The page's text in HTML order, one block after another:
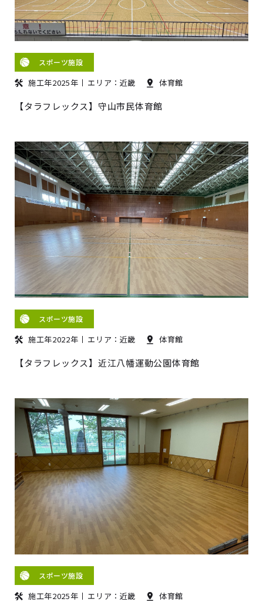
スポーツ施設
施工年2025年 エリア：近畿 体育館
【タラフレックス】守山市民体育館
スポーツ施設
施工年2022年 エリア：近畿 体育館
【タラフレックス】近江八幡運動公園体育館
スポーツ施設
施工年2025年 エリア：近畿 体育館